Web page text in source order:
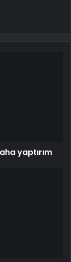
yaptırım